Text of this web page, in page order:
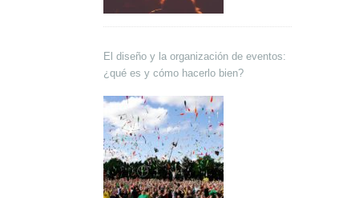
El diseño y la organización de eventos:
¿qué es y cómo hacerlo bien?